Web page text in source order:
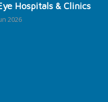
Hospitals & Clinics
2026